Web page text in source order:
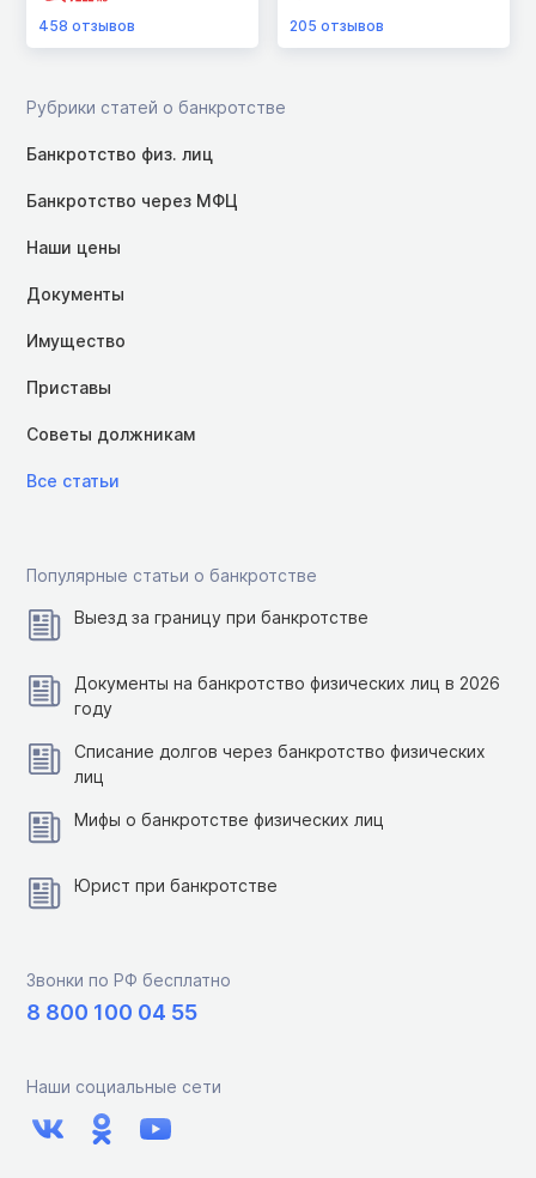
458 отзывов 205отзывов
Рубрики статей о банкротстве
Банкротство физ. лиц
Банкротство через МФЦ
Наши цены
Документы
Имущество
Приставы
Советы должникам
Все статьи
Популярные статьи о банкротстве
Выезд за границу при банкротстве
Документы на банкротство физических лиц в 2026
году
Списание долгов через банкротство физических
лиц
Мифы о банкротстве физических лиц
Юрист при банкротстве
Звонки по РФ бесплатно
8 800 100 04 55
Наши социальные сети